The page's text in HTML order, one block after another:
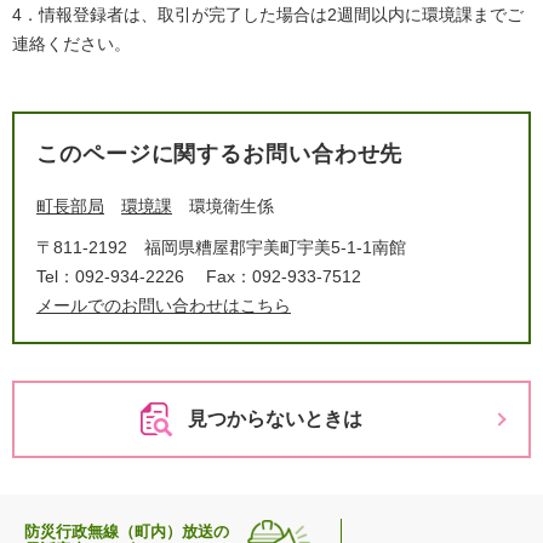
4．情報登録者は、取引が完了した場合は2週間以内に環境課までご
連絡ください。
このページに関するお問い合わせ先
町長部局 環境課 環境衛生係
〒811-2192
福岡県糟屋郡宇美町宇美5-1-1南館
Tel：092-934-2226
Fax：092-933-7512
メールでのお問い合わせはこちら
見つからないときは
防災行政無線（町内）放送の